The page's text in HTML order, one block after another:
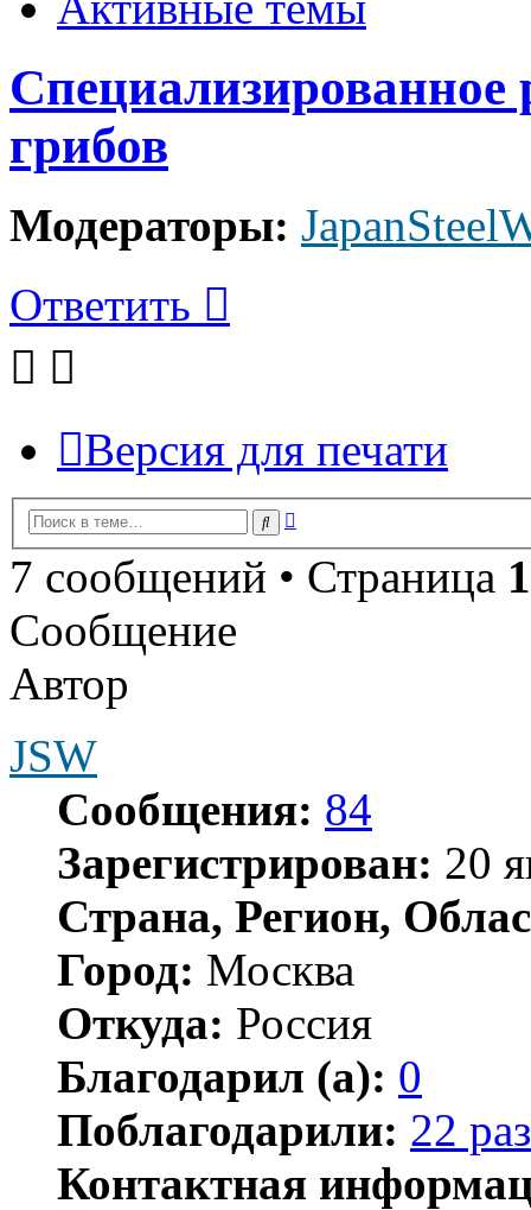
грибов
Модераторы:
Ответить
Версия для печати
Поиск
7 сообщений • Страница 1
Сообщение
Автор
JSW
Сообщения: 84
Зарегистрирован: 20
Страна, Регион,
Город: Москва
Откуда: Россия
Благодарил (а): 0
Поблагодарили: 22
Контактная